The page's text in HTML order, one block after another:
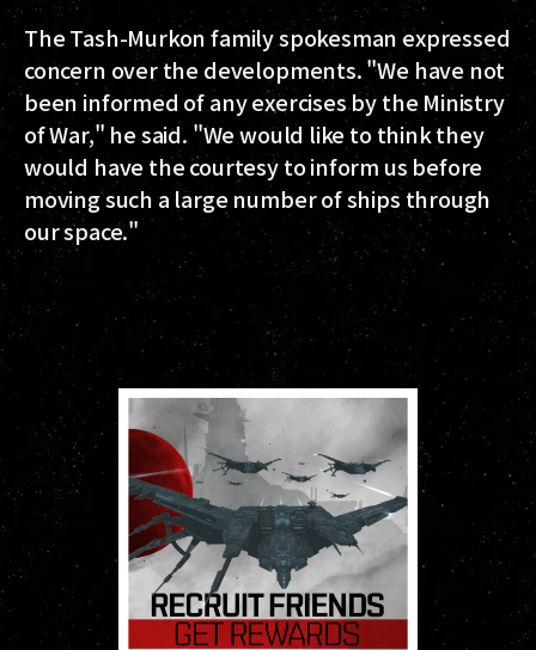
The Tash-Murkon family spokesman expressed
concern over the developments. "We have not
been informed of any exercises by the Ministry
of War," he said. "We would like to think they
would have the courtesy to inform us before
moving such a large number of ships through
our space."